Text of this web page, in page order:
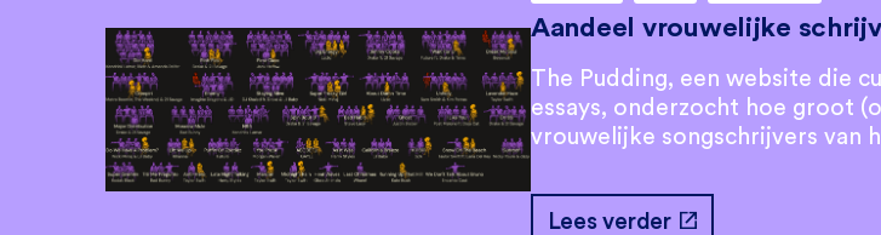
Aandeel vrouwelijke
The Pudding, een website die
essays, onderzocht hoe groot
vrouwelijke songschrijvers van
Lees verder open_in_new